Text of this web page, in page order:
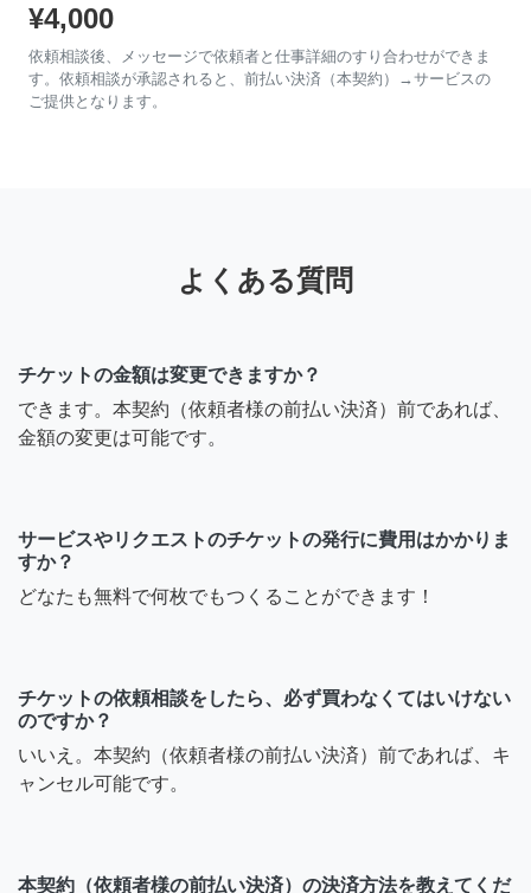
¥4,000
依頼相談後、メッセージで依頼者と仕事詳細のすり合わせができま
す。依頼相談が承認されると、前払い決済（本契約）→サービスの
ご提供となります。
よくある質問
チケットの金額は変更できますか？
できます。本契約（依頼者様の前払い決済）前であれば、
金額の変更は可能です。
サービスやリクエストのチケットの発行に費用はかかりま
すか？
どなたも無料で何枚でもつくることができます！
チケットの依頼相談をしたら、必ず買わなくてはいけない
のですか？
いいえ。本契約（依頼者様の前払い決済）前であれば、キ
ャンセル可能です。
本契約（依頼者様の前払い決済）の決済方法を教えてくだ